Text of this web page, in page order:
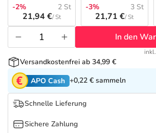
Tierapotheke
Vitamine & Mineralstoffe
Marken
Salus Deals
-2%
2 St
21,94 €/ St
-3% 3 St
21,71 €/ St
In den
Versandkostenfrei ab 34,99 €
APO Cash +0,22 € sammeln
Schnelle Lieferung
Sichere Zahlung